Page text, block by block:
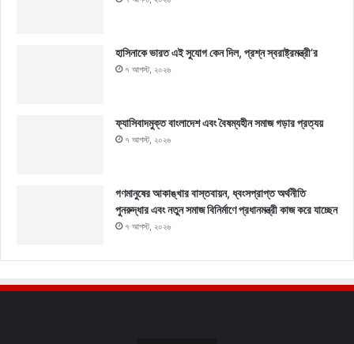
হাসিনাকে ভারত এই সুযোগ কেন দিল, প্রশ্ন স্বরাষ্ট্রমন্ত্রী’র
৭ আগস্ট, ২০২৬
ফ্যাসিবাদমুক্ত বাংলাদেশ এবং বৈষম্যহীন সমাজ গড়ার প্রত্যয়
৭ আগস্ট, ২০২৬
গণমানুষের আকাঙ্খার বাস্তবায়ন, ধ্বংসপ্রাপ্ত অর্থনীতি
পুনরুদ্ধার এবং নতুন সমাজ বিনির্মাণে প্রধানমন্ত্রী কাজ করে যাচ্ছেন
৭ আগস্ট, ২০২৬